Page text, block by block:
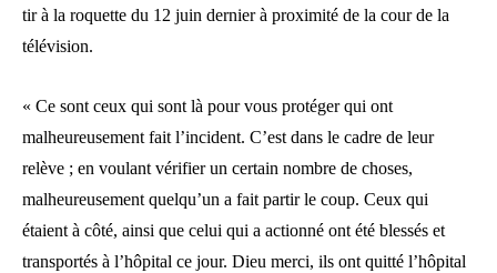
tir à la roquette du 12 juin dernier à proximité de la cour de la
télévision.
« Ce sont ceux qui sont là pour vous protéger qui ont
malheureusement fait l’incident. C’est dans le cadre de leur
relève ; en voulant vérifier un certain nombre de choses,
malheureusement quelqu’un a fait partir le coup. Ceux qui
étaient à côté, ainsi que celui qui a actionné ont été blessés et
transportés à l’hôpital ce jour. Dieu merci, ils ont quitté l’hôpital